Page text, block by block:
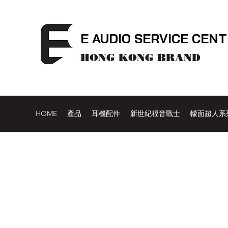
E AUDIO SERVICE
HONG KONG BRAND
HOME 產品 耳機配件 新世紀福音戰士 幪面超人系